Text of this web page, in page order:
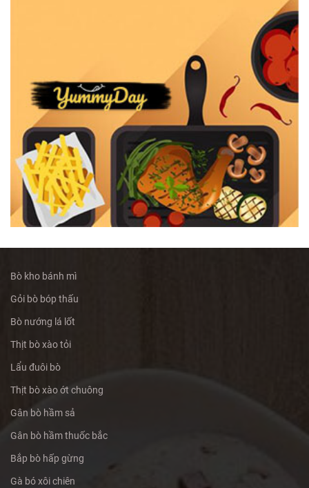
Bò kho bánh mì
Gỏi bò bóp thấu
Bò nướng lá lốt
Thịt bò xào tỏi
Lẩu đuôi bò
Thịt bò xào ớt chuông
Gân bò hầm sả
Gân bò hầm thuốc bắc
Bắp bò hấp gừng
Gà bó xôi chiên